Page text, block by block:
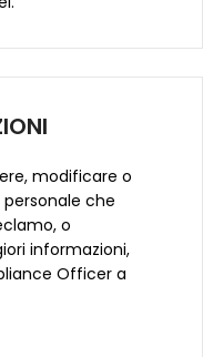
modificare o
che
o
informazioni,
Officer a